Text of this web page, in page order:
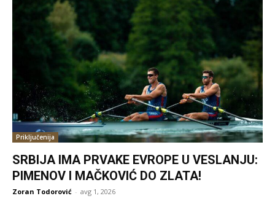
Priključenija
SRBIJA IMA PRVAKE EVROPE U VESLANJU:
PIMENOV I MAČKOVIĆ DO ZLATA!
Zoran Todorović - avg 1, 2026